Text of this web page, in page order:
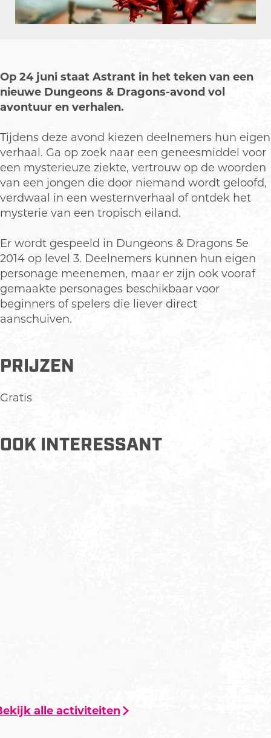
o
n
v
o
n
a
g
-
a
v
n
d
r
a
s
-
a
o
n
d
o
n
v
o
n
D
r
n
s
-
v
o
n
d
Op 24 juni staat Astrant in het teken van een
nieuwe Dungeons & Dragons-avond vol
avontuur en verhalen.
Tijdens deze avond kiezen deelnemers hun eigen
verhaal. Ga op zoek naar een geneesmiddel voor
een mysterieuze ziekte, vertrouw op de woorden
van een jongen die door niemand wordt geloofd,
verdwaal in een westernverhaal of ontdek het
mysterie van een tropisch eiland.
Er wordt gespeeld in Dungeons & Dragons 5e
2014 op level 3. Deelnemers kunnen hun eigen
personage meenemen, maar er zijn ook vooraf
gemaakte personages beschikbaar voor
beginners of spelers die liever direct
aanschuiven.
PRIJZEN
Gratis
OOK INTERESSANT
alle activiteiten